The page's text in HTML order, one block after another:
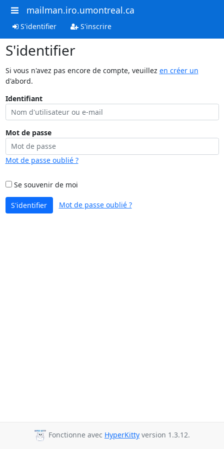
mailman.iro.umontreal.ca
S'identifier S'inscrire
S'identifier
Si vous n'avez pas encore de compte, veuillez en créer un
d'abord.
Identifiant
Mot de passe
Mot de passe oublié ?
Se souvenir de moi
S'identifier Mot de passe oublié ?
Fonctionne avec HyperKitty version 1.3.12.